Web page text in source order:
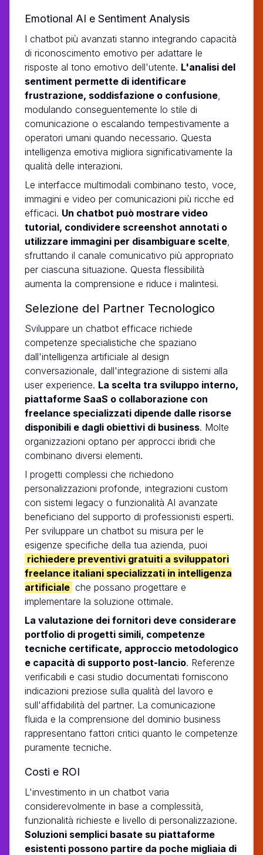
Emotional AI e Sentiment Analysis
I chatbot più avanzati stanno integrando capacità
di riconoscimento emotivo per adattare le
risposte al tono emotivo dell'utente. L'analisi del
sentiment permette di identificare
frustrazione, soddisfazione o confusione
modulando conseguentemente lo stile di
comunicazione o escalando tempestivamente a
operatori umani quando necessario. Questa
intelligenza emotiva migliora significativamente la
qualità delle interazioni.
Le interfacce multimodali combinano testo, voce,
immagini e video per comunicazioni più ricche ed
efficaci. Un chatbot può mostrare video
tutorial, condividere screenshot annotati o
utilizzare immagini per disambiguare scelte
sfruttando il canale comunicativo più appropriato
per ciascuna situazione. Questa flessibilità
aumenta la comprensione e riduce i malintesi.
Selezione del Partner Tecnologico
Sviluppare un chatbot efficace richiede
competenze specialistiche che spaziano
dall'intelligenza artificiale al design
conversazionale, dall'integrazione di sistemi alla
user experience. La scelta tra sviluppo interno,
piattaforme SaaS o collaborazione con
freelance specializzati dipende dalle risorse
disponibili e dagli obiettivi di business. Molte
organizzazioni optano per approcci ibridi che
combinano diversi elementi.
I progetti complessi che richiedono
personalizzazioni profonde, integrazioni custom
con sistemi legacy o funzionalità AI avanzate
beneficiano del supporto di professionisti esperti.
Per sviluppare un chatbot su misura per le
esigenze specifiche della tua azienda, puoi
richiedere preventivi gratuiti a sviluppatori
freelance italiani specializzati in intelligenza
artificiale che possano progettare e
implementare la soluzione ottimale.
La valutazione dei fornitori deve considerare
portfolio di progetti simili, competenze
tecniche certificate, approccio metodologico
e capacità di supporto post-lancio. Referenze
verificabili e casi studio documentati forniscono
indicazioni preziose sulla qualità del lavoro e
sull'affidabilità del partner. La comunicazione
fluida e la comprensione del dominio business
rappresentano fattori critici quanto le competenze
puramente tecniche.
Costi e ROI
L'investimento in un chatbot varia
considerevolmente in base a complessità,
funzionalità richieste e livello di personalizzazione.
Soluzioni semplici basate su piattaforme
esistenti possono partire da poche migliaia di